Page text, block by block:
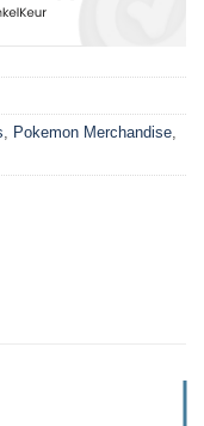
, Pokemon Merchandise,